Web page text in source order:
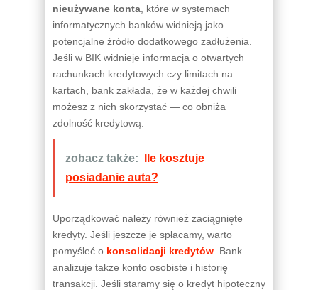
nieużywane konta , które w systemach
informatycznych banków widnieją jako
potencjalne źródło dodatkowego zadłużenia.
Jeśli w BIK widnieje informacja o otwartych
rachunkach kredytowych czy limitach na
kartach, bank zakłada, że w każdej chwili
możesz z nich skorzystać — co obniża
zdolność kredytową.
zobacz także:
Ile kosztuje
posiadanie auta?
Uporządkować należy również zaciągnięte
kredyty. Jeśli jeszcze je spłacamy, warto
pomyśleć o konsolidacji kredytów . Bank
analizuje także konto osobiste i historię
transakcji. Jeśli staramy się o kredyt hipoteczny